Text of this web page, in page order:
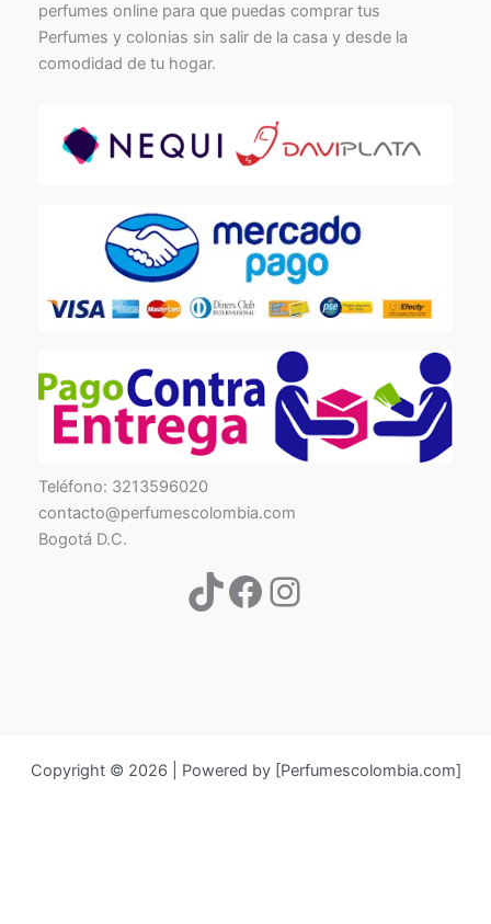
perfumes online para que puedas comprar tus
Perfumes y colonias sin salir de la casa y desde la
comodidad de tu hogar.
Teléfono: 3213596020
contacto@perfumescolombia.com
Bogotá D.C.
TikTokFacebook
Instagram
Copyright © 2026 | Powered by [Perfumescolombia.com]